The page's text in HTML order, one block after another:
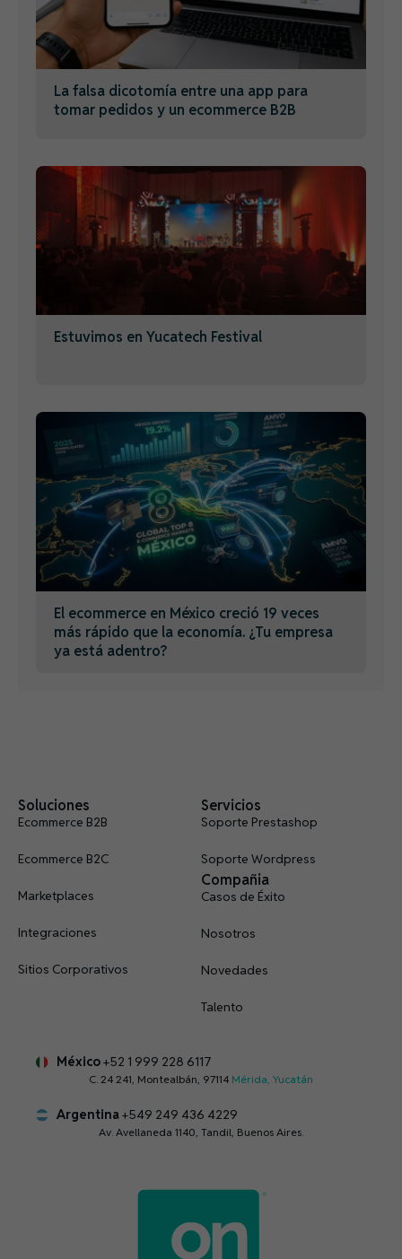
La falsa dicotomía entre una app para
tomar pedidos y un ecommerce B2B
Estuvimos en Yucatech Festival
El ecommerce en México creció 19 veces
más rápido que la economía. ¿Tu empresa
ya está adentro?
Soluciones
Ecommerce B2B
Ecommerce B2C
Marketplaces
Integraciones
Sitios Corporativos
Servicios
Soporte Prestashop
Soporte Wordpress
Compañia
Casos de Éxito
Nosotros
Novedades
Talento
México+52 1 999 228 6117
C. 24 241, Montealbán, 97114 Mérida, Yucatán
Argentina+549 249 436 4229
Av. Avellaneda 1140, Tandil, Buenos Aires.